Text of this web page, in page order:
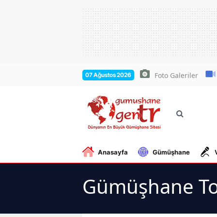
07 Ağustos 2026 Foto Galeriler
Anasayfa Gümüşhane
Gümüşhane